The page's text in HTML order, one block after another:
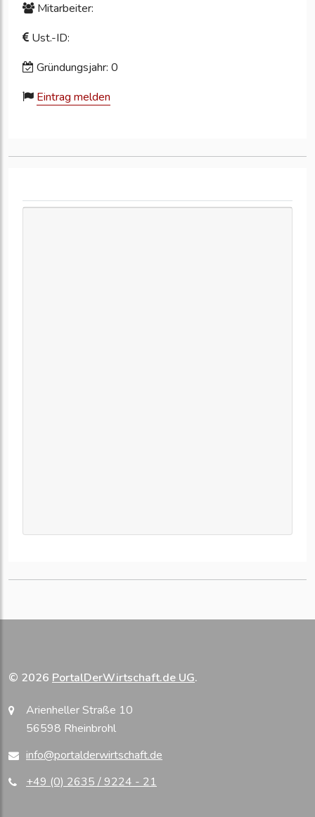
Mitarbeiter:
Ust.-ID:
Gründungsjahr: 0
Eintrag melden
© 2026 PortalDerWirtschaft.de UG.
Arienheller Straße 10
56598 Rheinbrohl
info@portalderwirtschaft.de
+49 (0) 2635 / 9224 - 21